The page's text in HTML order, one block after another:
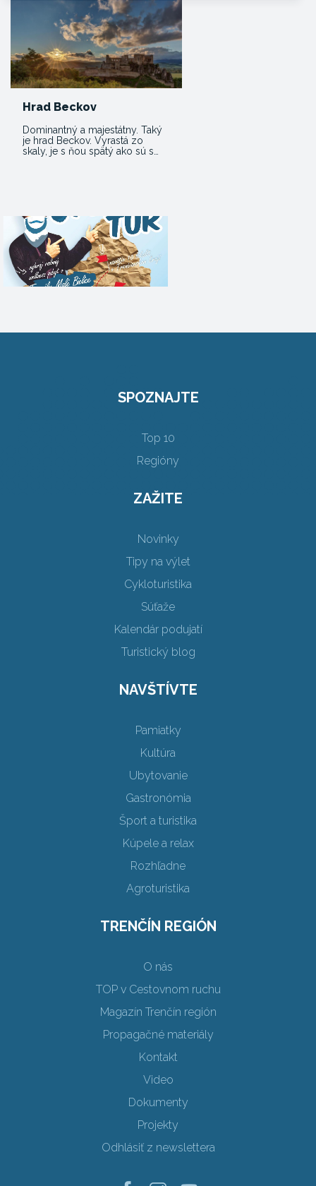
Hrad Beckov
Dominantný a majestátny. Taký
je hrad Beckov. Vyrastá zo
skaly, je s ňou spätý ako sú s…
SPOZNAJTE
Top 10
Regióny
ZAŽITE
Novinky
Tipy na výlet
Cykloturistika
Súťaže
Kalendár podujatí
Turistický blog
NAVŠTÍVTE
Pamiatky
Kultúra
Ubytovanie
Gastronómia
Šport a turistika
Kúpele a relax
Rozhľadne
Agroturistika
TRENČÍN REGIÓN
O nás
TOP v Cestovnom ruchu
Magazín Trenčín región
Propagačné materiály
Kontakt
Video
Dokumenty
Projekty
Odhlásiť z newslettera